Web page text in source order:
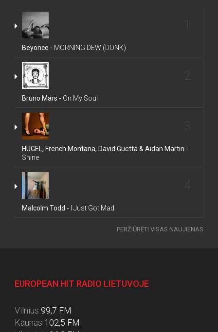
Beyonce - MORNING DEW (DONK)
Bruno Mars - On My Soul
HUGEL, French Montana, David Guetta & Aidan Martin -
Shine
Malcolm Todd - I Just Got Mad
PERŽIŪRĖTI VISAS NAUJIENAS
EUROPEAN HIT RADIO LIETUVOJE
Vilnius 99,7 FM
Kaunas 102,5 FM